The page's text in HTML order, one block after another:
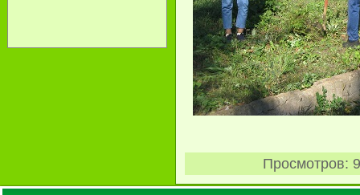
Просмотров: